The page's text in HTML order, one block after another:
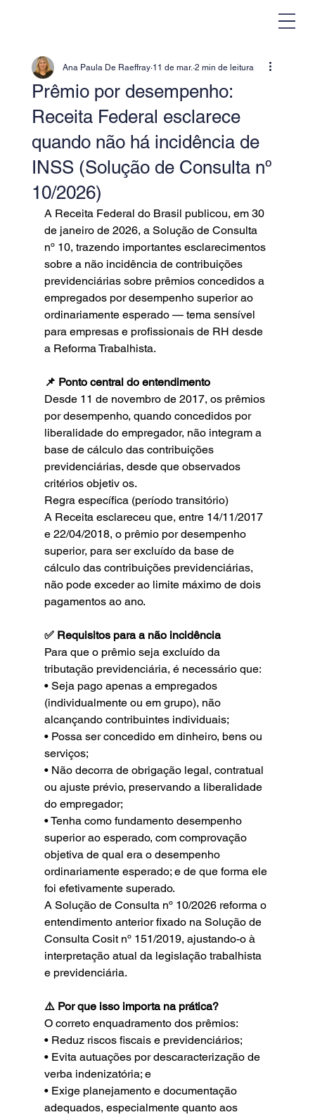
Prêmio por desempenho:
Receita Federal esclarece
quando não há incidência de
INSS (Solução de Consulta nº
10/2026)
Ana Paula De Raeffray 11 de mar. 2 min de leitura
A Receita Federal do Brasil publicou, em 30
de janeiro de 2026, a Solução de Consulta
nº 10, trazendo importantes esclarecimentos
sobre a não incidência de contribuições
previdenciárias sobre prêmios concedidos a
empregados por desempenho superior ao
ordinariamente esperado — tema sensível
para empresas e profissionais de RH desde
a Reforma Trabalhista.
📌 Ponto central do entendimento
Desde 11 de novembro de 2017, os prêmios
por desempenho, quando concedidos por
liberalidade do empregador, não integram a
base de cálculo das contribuições
previdenciárias, desde que observados
critérios objetiv os.
Regra específica (período transitório)
A Receita esclareceu que, entre 14/11/2017
e 22/04/2018, o prêmio por desempenho
superior, para ser excluído da base de
cálculo das contribuições previdenciárias,
não pode exceder ao limite máximo de dois
pagamentos ao ano.
✅ Requisitos para a não incidência
Para que o prêmio seja excluído da
tributação previdenciária, é necessário que:
• Seja pago apenas a empregados
(individualmente ou em grupo), não
alcançando contribuintes individuais;
• Possa ser concedido em dinheiro, bens ou
serviços;
• Não decorra de obrigação legal, contratual
ou ajuste prévio, preservando a liberalidade
do empregador;
• Tenha como fundamento desempenho
superior ao esperado, com comprovação
objetiva de qual era o desempenho
ordinariamente esperado; e de que forma ele
foi efetivamente superado.
A Solução de Consulta nº 10/2026 reforma o
entendimento anterior fixado na Solução de
Consulta Cosit nº 151/2019, ajustando-o à
interpretação atual da legislação trabalhista
e previdenciária.
⚠️ Por que isso importa na prática?
O correto enquadramento dos prêmios:
• Reduz riscos fiscais e previdenciários;
• Evita autuações por descaracterização de
verba indenizatória; e
• Exige planejamento e documentação
adequados, especialmente quanto aos